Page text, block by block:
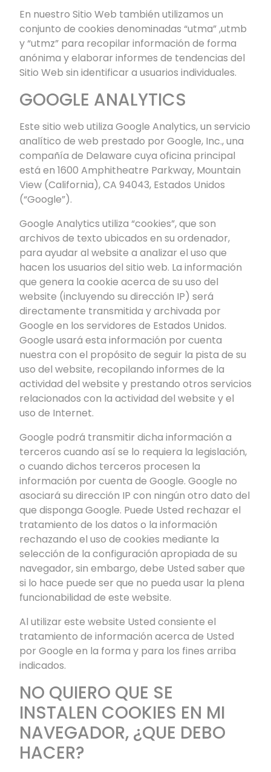
En nuestro Sitio Web también utilizamos un
conjunto de cookies denominadas “utma” ,utmb
y “utmz” para recopilar información de forma
anónima y elaborar informes de tendencias del
Sitio Web sin identificar a usuarios individuales.
GOOGLE ANALYTICS
Este sitio web utiliza Google Analytics, un servicio
analítico de web prestado por Google, Inc., una
compañía de Delaware cuya oficina principal
está en 1600 Amphitheatre Parkway, Mountain
View (California), CA 94043, Estados Unidos
(“Google”).
Google Analytics utiliza “cookies”, que son
archivos de texto ubicados en su ordenador,
para ayudar al website a analizar el uso que
hacen los usuarios del sitio web. La información
que genera la cookie acerca de su uso del
website (incluyendo su dirección IP) será
directamente transmitida y archivada por
Google en los servidores de Estados Unidos.
Google usará esta información por cuenta
nuestra con el propósito de seguir la pista de su
uso del website, recopilando informes de la
actividad del website y prestando otros servicios
relacionados con la actividad del website y el
uso de Internet.
Google podrá transmitir dicha información a
terceros cuando así se lo requiera la legislación,
o cuando dichos terceros procesen la
información por cuenta de Google. Google no
asociará su dirección IP con ningún otro dato del
que disponga Google. Puede Usted rechazar el
tratamiento de los datos o la información
rechazando el uso de cookies mediante la
selección de la configuración apropiada de su
navegador, sin embargo, debe Usted saber que
si lo hace puede ser que no pueda usar la plena
funcionabilidad de este website.
Al utilizar este website Usted consiente el
tratamiento de información acerca de Usted
por Google en la forma y para los fines arriba
indicados.
NO QUIERO QUE SE
INSTALEN COOKIES EN MI
NAVEGADOR, ¿QUE DEBO
HACER?